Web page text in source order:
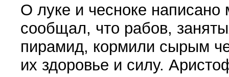
О луке и чесноке
сообщал, что рабов,
пирамид, кормили сырым
их здоровье и силу.